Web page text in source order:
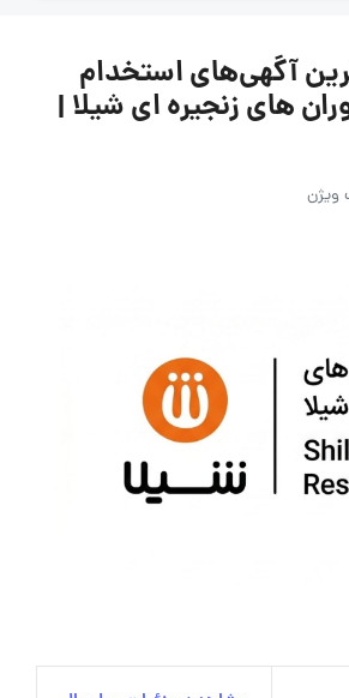
آگهی‌های استخدام
های زنجیره ای شیلا |
ویژن